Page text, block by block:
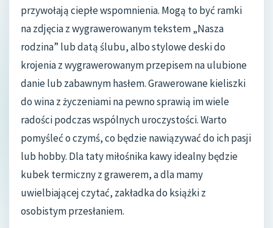
przywołają ciepłe wspomnienia. Mogą to być ramki
na zdjęcia z wygrawerowanym tekstem „Nasza
rodzina” lub datą ślubu, albo stylowe deski do
krojenia z wygrawerowanym przepisem na ulubione
danie lub zabawnym hasłem. Grawerowane kieliszki
do wina z życzeniami na pewno sprawią im wiele
radości podczas wspólnych uroczystości. Warto
pomyśleć o czymś, co będzie nawiązywać do ich pasji
lub hobby. Dla taty miłośnika kawy idealny będzie
kubek termiczny z grawerem, a dla mamy
uwielbiającej czytać, zakładka do książki z
osobistym przesłaniem.